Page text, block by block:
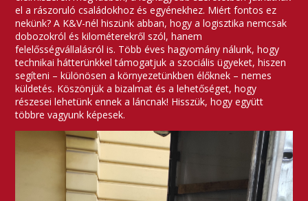
el a rászoruló családokhoz és egyénekhez. Miért fontos ez
nekünk? A K&V-nél hiszünk abban, hogy a logisztika nemcsak
dobozokról és kilométerekről szól, hanem
felelősségvállalásról is. Több éves hagyomány nálunk, hogy
technikai hátterünkkel támogatjuk a szociális ügyeket, hiszen
segíteni – különösen a környezetünkben élőknek – nemes
küldetés. Köszönjük a bizalmat és a lehetőséget, hogy
részesei lehetünk ennek a láncnak! Hisszük, hogy együtt
többre vagyunk képesek.